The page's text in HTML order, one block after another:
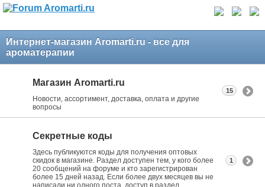
Интернет-магазин Aromarti.ru - все для
ароматерапии
Магазин Aromarti.ru
Новости, ассортимент, доставка, оплата и другие
вопросы
15
Секретные коды
Здесь публикуются коды для получения оптовых
скидок в магазине. Раздел доступен тем, у кого более
20 сообщений на форуме и кто зарегистрирован
более 15 дней назад. Если более двух месяцев вы не
написали ни одного поста, доступ в раздел
1